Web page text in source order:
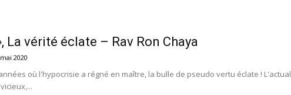
yeux
La vérité éclate – Rav Ron Chaya
2020
où l'hypocrisie a régné en maître, la bulle de pseudo vertu éclate !